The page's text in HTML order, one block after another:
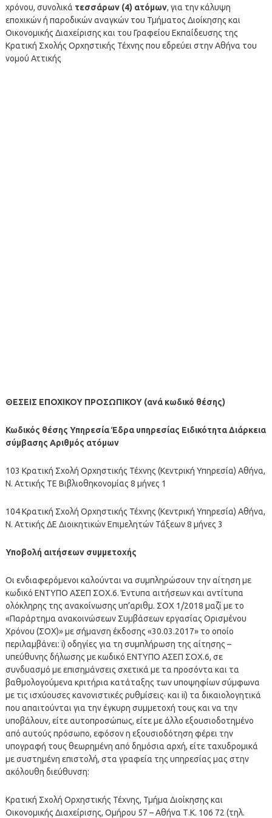
χρόνου, συνολικά τεσσάρων (4) ατόμων, για την κάλυψη
εποχικών ή παροδικών αναγκών του Τμήματος Διοίκησης και
Οικονομικής Διαχείρισης και του Γραφείου Εκπαίδευσης της
Κρατική Σχολής Ορχηστικής Τέχνης που εδρεύει στην Αθήνα του
νομού Αττικής
ΘΕΣΕΙΣ ΕΠΟΧΙΚΟΥ ΠΡΟΣΩΠΙΚΟΥ (ανά κωδικό θέσης)
Κωδικός θέσης Υπηρεσία Έδρα υπηρεσίας Ειδικότητα Διάρκεια
σύμβασης Αριθμός ατόμων
103 Κρατική Σχολή Ορχηστικής Τέχνης (Κεντρική Υπηρεσία) Αθήνα,
Ν. Αττικής ΤΕ Βιβλιοθηκονομίας 8 μήνες 1
104 Κρατική Σχολή Ορχηστικής Τέχνης (Κεντρική Υπηρεσία) Αθήνα,
Ν. Αττικής ΔΕ Διοικητικών Επιμελητών Τάξεων 8 μήνες 3
Υποβολή αιτήσεων συμμετοχής
Οι ενδιαφερόμενοι καλούνται να συμπληρώσουν την αίτηση με
κωδικό ΕΝΤΥΠΟ ΑΣΕΠ ΣΟΧ.6. Έντυπα αιτήσεων και αντίτυπα
ολόκληρης της ανακοίνωσης υπ’αριθμ. ΣΟΧ 1/2018 μαζί με το
«Παράρτημα ανακοινώσεων Συμβάσεων εργασίας Ορισμένου
Χρόνου (ΣΟΧ)» με σήμανση έκδοσης «30.03.2017» το οποίο
περιλαμβάνει: i) οδηγίες για τη συμπλήρωση της αίτησης –
υπεύθυνης δήλωσης με κωδικό ΕΝΤΥΠΟ ΑΣΕΠ ΣΟΧ.6, σε
συνδυασμό με επισημάνσεις σχετικά με τα προσόντα και τα
βαθμολογούμενα κριτήρια κατάταξης των υποψηφίων σύμφωνα
με τις ισχύουσες κανονιστικές ρυθμίσεις· και ii) τα δικαιολογητικά
που απαιτούνται για την έγκυρη συμμετοχή τους και να την
υποβάλουν, είτε αυτοπροσώπως, είτε με άλλο εξουσιοδοτημένο
από αυτούς πρόσωπο, εφόσον η εξουσιοδότηση φέρει την
υπογραφή τους θεωρημένη από δημόσια αρχή, είτε ταχυδρομικά
με συστημένη επιστολή, στα γραφεία της υπηρεσίας μας στην
ακόλουθη διεύθυνση:
Κρατική Σχολή Ορχηστικής Τέχνης, Τμήμα Διοίκησης και
Οικονομικής Διαχείρισης, Ομήρου 57 – Αθήνα Τ.Κ. 106 72 (τηλ.